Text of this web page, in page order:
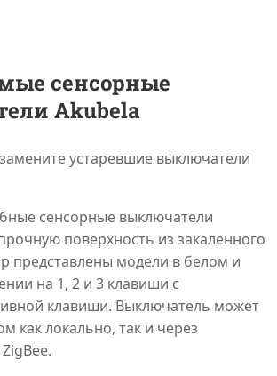
сенсорные
Akubela
устаревшие выключатели
сенсорные выключатели
поверхность из закаленного
представлены модели в белом и
на 1, 2 и 3 клавиши с
клавиши. Выключатель может
как локально, так и через